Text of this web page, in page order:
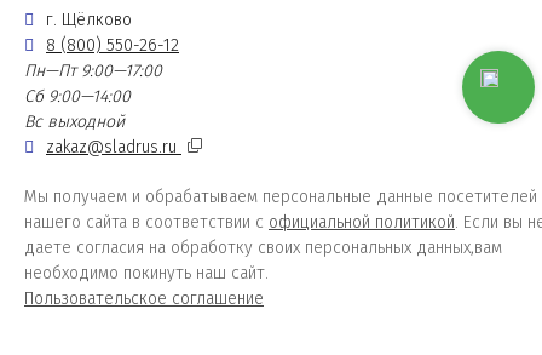
г. Щёлково
8 (800) 550-26-12
Пн—Пт 9:00—17:00
Сб 9:00—14:00
Вс выходной
zakaz@sladrus.ru
Мы получаем и обрабатываем персональные данные посетителей
нашего сайта в соответствии с официальной политикой. Если вы
даете согласия на обработку своих персональных данных,вам
необходимо покинуть наш сайт.
Пользовательское соглашение